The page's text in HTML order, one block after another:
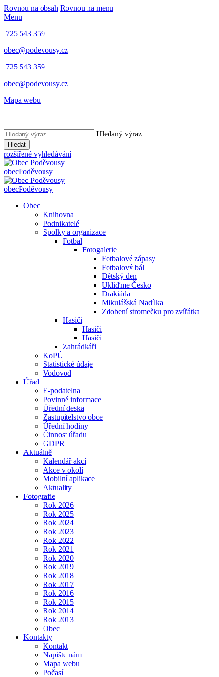
Rovnou na obsah Rovnou na menu
Menu
725 543 359
obec@podevousy.cz
725 543 359
obec@podevousy.cz
Mapa webu
Hledaný výraz
Hledat
rozšířené vyhledávání
obecPoděvousy
obecPoděvousy
Obec
Knihovna
Podnikatelé
Spolky a organizace
Fotbal
Fotogalerie
Fotbalové zápasy
Fotbalový bál
Dětský den
Ukliďme Česko
Drakiáda
Mikulášská Nadílka
Zdobení stromečku pro zvířátka
Hasiči
Hasiči
Hasiči
Zahrádkáři
KoPÚ
Statistické údaje
Vodovod
Úřad
E-podatelna
Povinné informace
Úřední deska
Zastupitelstvo obce
Úřední hodiny
Činnost úřadu
GDPR
Aktuálně
Kalendář akcí
Akce v okolí
Mobilní aplikace
Aktuality
Fotografie
Rok 2026
Rok 2025
Rok 2024
Rok 2023
Rok 2022
Rok 2021
Rok 2020
Rok 2019
Rok 2018
Rok 2017
Rok 2016
Rok 2015
Rok 2014
Rok 2013
Obec
Kontakty
Kontakt
Napište nám
Mapa webu
Počasí